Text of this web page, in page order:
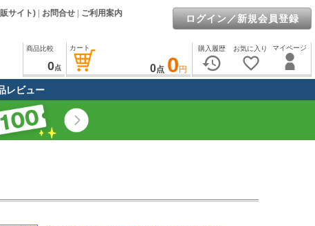
サイト) お問合せ ご利用案内 ログイン／新規会員登録
マイページ
お気に入り
favorite_border
購入履歴
history
カート
0点 0 円
商品比較
0点
レビュー